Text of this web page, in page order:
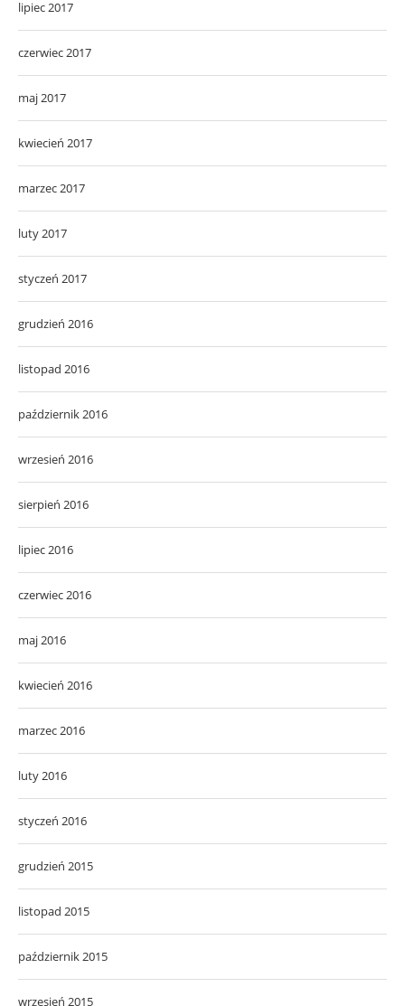
lipiec 2017
czerwiec 2017
maj 2017
kwiecień 2017
marzec 2017
luty 2017
styczeń 2017
grudzień 2016
listopad 2016
październik 2016
wrzesień 2016
sierpień 2016
lipiec 2016
czerwiec 2016
maj 2016
kwiecień 2016
marzec 2016
luty 2016
styczeń 2016
grudzień 2015
listopad 2015
październik 2015
wrzesień 2015